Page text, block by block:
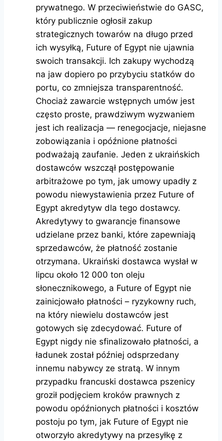
prywatnego. W przeciwieństwie do GASC,
który publicznie ogłosił zakup
strategicznych towarów na długo przed
ich wysyłką, Future of Egypt nie ujawnia
swoich transakcji. Ich zakupy wychodzą
na jaw dopiero po przybyciu statków do
portu, co zmniejsza transparentność.
Chociaż zawarcie wstępnych umów jest
często proste, prawdziwym wyzwaniem
jest ich realizacja — renegocjacje, niejasne
zobowiązania i opóźnione płatności
podważają zaufanie. Jeden z ukraińskich
dostawców wszczął postępowanie
arbitrażowe po tym, jak umowy upadły z
powodu niewystawienia przez Future of
Egypt akredytyw dla tego dostawcy.
Akredytywy to gwarancje finansowe
udzielane przez banki, które zapewniają
sprzedawców, że płatność zostanie
otrzymana. Ukraiński dostawca wysłał w
lipcu około 12 000 ton oleju
słonecznikowego, a Future of Egypt nie
zainicjowało płatności – ryzykowny ruch,
na który niewielu dostawców jest
gotowych się zdecydować. Future of
Egypt nigdy nie sfinalizowało płatności, a
ładunek został później odsprzedany
innemu nabywcy ze stratą. W innym
przypadku francuski dostawca pszenicy
groził podjęciem kroków prawnych z
powodu opóźnionych płatności i kosztów
postoju po tym, jak Future of Egypt nie
otworzyło akredytywy na przesyłkę z